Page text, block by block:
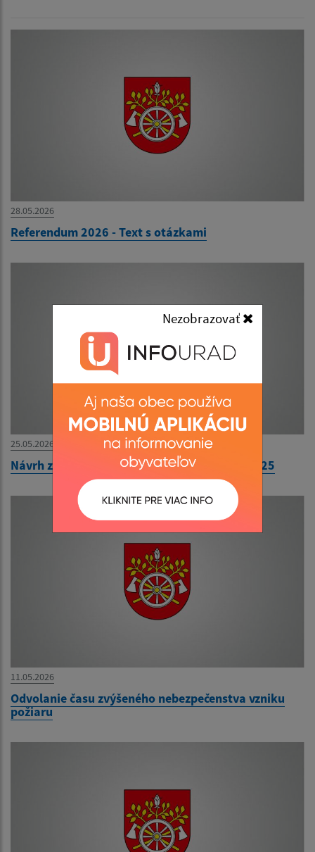
Nezobrazovať
28.05.2026
Referendum 2026 - Text s otázkami
25.05.2026
Návrh záverečného účtu obce Ozdín za rok 2025
11.05.2026
Odvolanie času zvýšeného nebezpečenstva vzniku
požiaru